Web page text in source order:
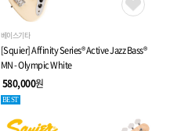
베이스기타
[Squier] Affinity Series® Active Jazz Bass®
MN - Olympic White
580,000원
BEST